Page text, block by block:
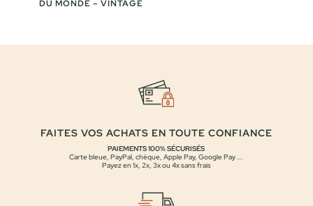
DU MONDE – VINTAGE
FAITES VOS ACHATS EN TOUTE CONFIANCE
PAIEMENTS 100% SÉCURISÉS
Carte bleue, PayPal, chèque, Apple Pay, Google Pay ...
Payez en 1x, 2x, 3x ou 4x sans frais